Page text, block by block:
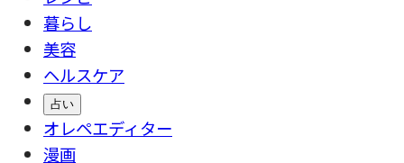
暮らし
美容
ヘルスケア
占い
オレペエディター
漫画